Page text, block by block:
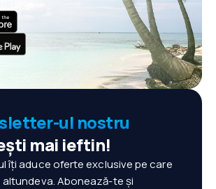
ul nostru
mai ieftin!
îți aduce oferte exclusive pe care
altundeva. Abonează-te și